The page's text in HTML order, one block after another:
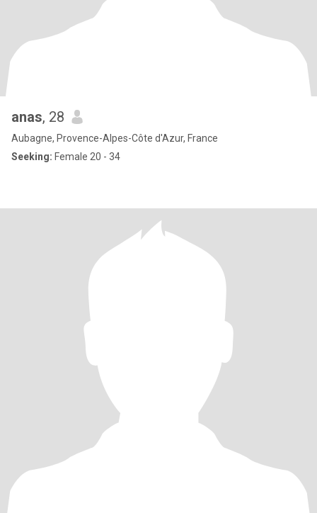
anas, 28
Aubagne, Provence-Alpes-Côte d'Azur, France
Seeking: Female 20 - 34